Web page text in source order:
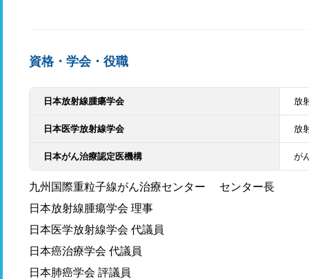
資格・学会・役職
日本放射線腫瘍学会 放
日本医学放射線学会 放
日本がん治療認定医機構 が
九州国際重粒子線がん治療センター センター長
日本放射線腫瘍学会 理事
日本医学放射線学会 代議員
日本癌治療学会 代議員
日本肺癌学会 評議員